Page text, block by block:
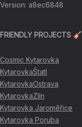
Version: a8ec6848
FRIENDLY PROJECTS 🎸
Cosmic Kytarovka
KytarovkaŠtatl
KytarovkaOstrava
KytarovkaZlín
Kytarovka Jaroměřice
Kytarovka Poruba